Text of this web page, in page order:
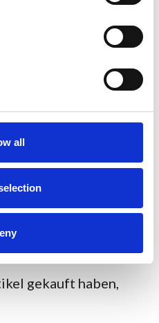
all
tylko na zimne
gumy, plastiku pianka,
przetestować działanie
gekauft haben,